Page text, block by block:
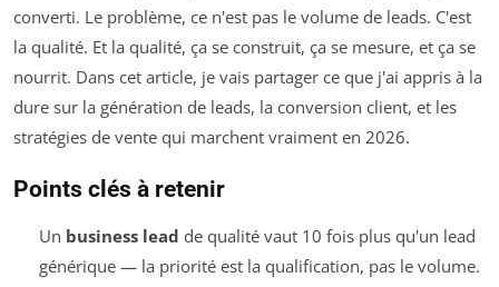
converti. Le problème, ce n'est pas le volume de leads. C'est
la qualité. Et la qualité, ça se construit, ça se mesure, et ça se
nourrit. Dans cet article, je vais partager ce que j'ai appris à la
dure sur la génération de leads, la conversion client, et les
stratégies de vente qui marchent vraiment en 2026.
Points clés à retenir
Un business lead de qualité vaut 10 fois plus qu'un lead
générique — la priorité est la qualification, pas le volume.